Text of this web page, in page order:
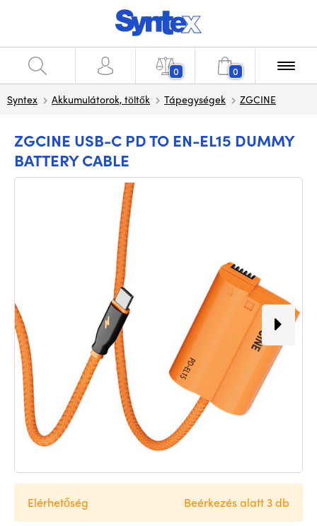
0 0
Syntex Akkumulátorok, töltők Tápegységek ZGCINE
ZGCINE USB-C PD TO EN-EL15 DUMMY
BATTERY CABLE
Elérhetőség Beérkezés alatt 3 db